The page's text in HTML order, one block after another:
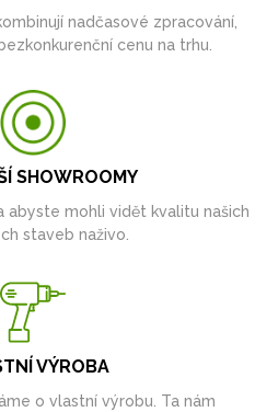
nadčasové zpracování,
cenu na trhu.
SHOWROOMY
abyste mohli vidět kvalitu našich
staveb naživo.
VÝROBA
o vlastní výrobu. Ta nám